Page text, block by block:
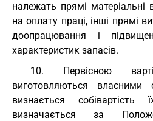
належать прямі матеріальні
на оплату праці, інші прямі
доопрацювання і
характеристик запасів.
10. Первісною
виготовляються власними
визнається
визначається за